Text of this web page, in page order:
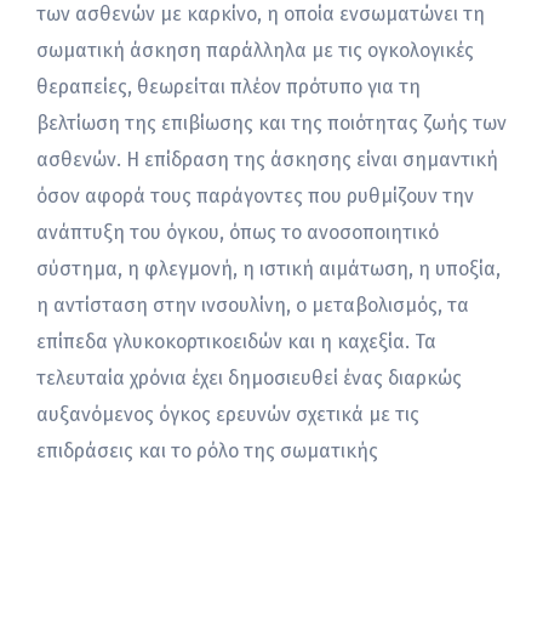
των ασθενών με καρκίνο, η οποία ενσωματώνει τη
σωματική άσκηση παράλληλα με τις ογκολογικές
θεραπείες, θεωρείται πλέον πρότυπο για τη
βελτίωση της επιβίωσης και της ποιότητας ζωής των
ασθενών. Η επίδραση της άσκησης είναι σημαντική
όσον αφορά τους παράγοντες που ρυθμίζουν την
ανάπτυξη του όγκου, όπως το ανοσοποιητικό
σύστημα, η φλεγμονή, η ιστική αιμάτωση, η υποξία,
η αντίσταση στην ινσουλίνη, ο μεταβολισμός, τα
επίπεδα γλυκοκορτικοειδών και η καχεξία. Τα
τελευταία χρόνια έχει δημοσιευθεί ένας διαρκώς
αυξανόμενος όγκος ερευνών σχετικά με τις
επιδράσεις και το ρόλο της σωματικής